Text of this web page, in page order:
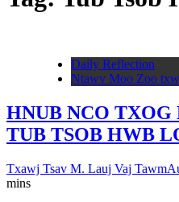
Daily Reflection
Ntawv Moo Zoo
HNUB NCO
TUB TSOB HWB
Txawj Tsav M. Lauj Vaj Tawm
mins